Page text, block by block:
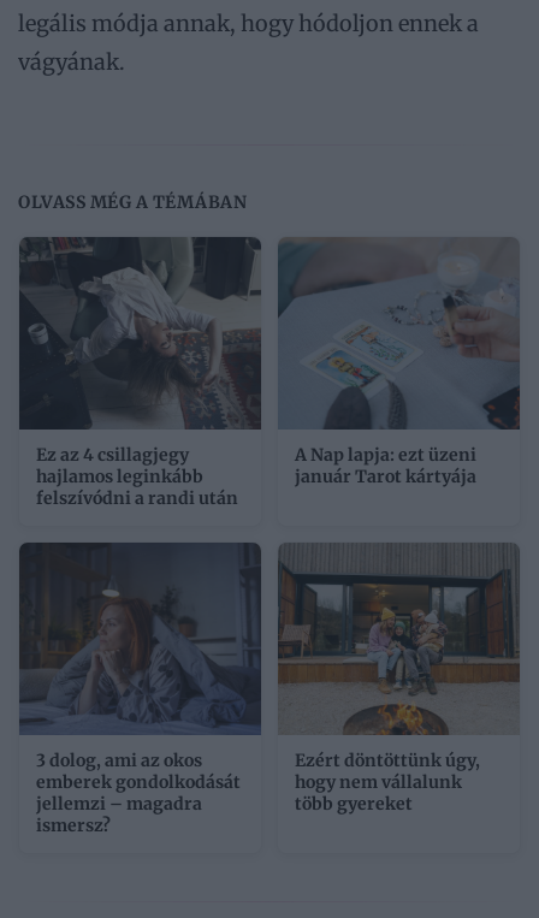
legális módja annak, hogy hódoljon ennek a
vágyának.
OLVASS MÉG A TÉMÁBAN
Ez az 4 csillagjegy
hajlamos leginkább
felszívódni a randi után
A Nap lapja: ezt üzeni
január Tarot kártyája
3 dolog, ami az okos
emberek gondolkodását
jellemzi – magadra
ismersz?
Ezért döntöttünk úgy,
hogy nem vállalunk
több gyereket